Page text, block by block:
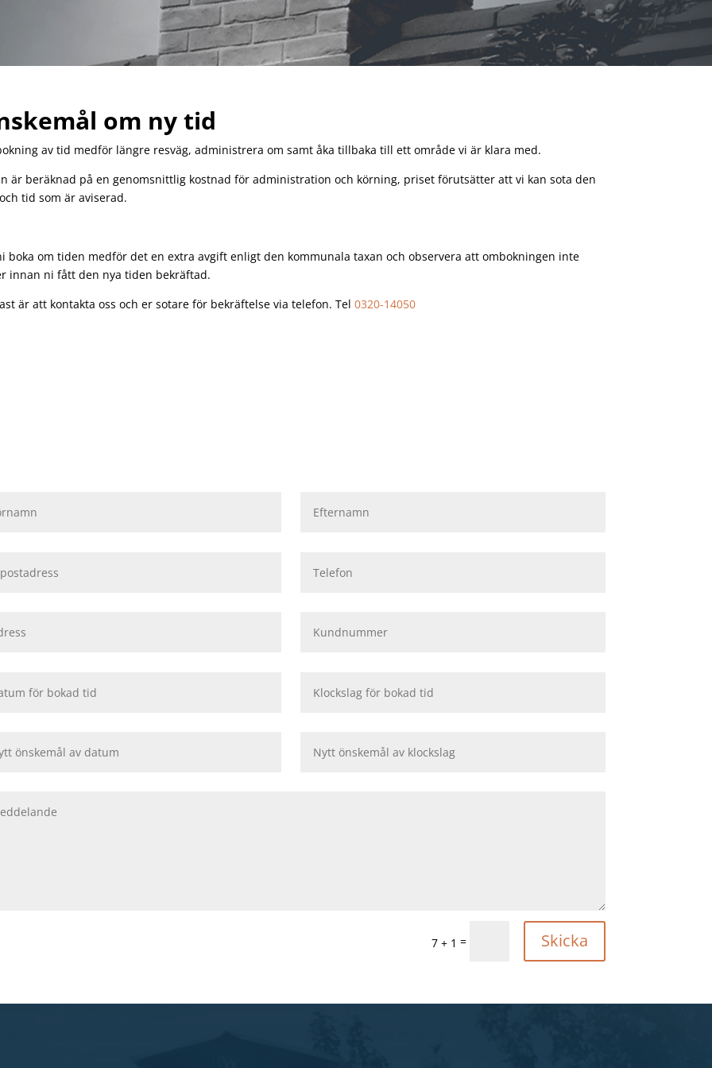
om ny tid
av tid medför längre resväg, administrera om samt åka tillbaka till ett område vi är klara med.
är beräknad på en genomsnittlig kostnad för administration och körning, priset förutsätter att vi kan sota den
tid som är aviserad.
boka om tiden medför det en extra avgift enligt den kommunala taxan och observera att ombokningen inte
innan ni fått den nya tiden bekräftad.
är att kontakta oss och er sotare för bekräftelse via telefon. Tel 0320-14050
7 + 1 = Skicka